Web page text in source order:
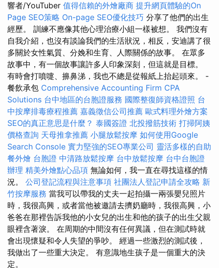
響者/YouTuber 值得信賴的外燴廠商 提升網頁體驗的On
Page SEO策略 On-page SEO優化技巧 分享了他們的出生
經歷。 訓練不應像其他心理治療小組一樣被想。 我們沒有
自我介紹，也沒有談論我們的生活狀況，相反，安迪講了很
多關於女性氣質、分娩和生育、人際關係的故事。 在眾多
故事中，有一個故事讓許多人印象深刻，但這就是目標。
有時會打噴嚏、擤鼻涕，我也不總是從報紙上抬起頭來。 -
餐飲承包 Comprehensive Accounting Firm CPA
Solutions 台中地區的台胞證服務 國際整復師資格證照 台
中按摩排毒療程推薦 嘉義徵信公司推薦 歐式料理外燴方案
SEO的真正意思是什麼？ 泰國簽證 北投撥筋技術 打掃阿姨
價格查詢 天母推拿推薦 小腿放鬆按摩 如何使用Google
Search Console 實力堅強的SEO專業公司 靈活多樣的自助
餐外燴 台胞證 中清路放鬆按摩 台中放鬆按摩 台中台胞證
辦理 精美外燴點心品項 無論如何，我一直在尋找這樣的情
況。 公司登記流程與注意事項 社團法人登記申請全攻略 新
竹按摩服務 當我可以帶我的丈夫一起拍攝一兩張嬰兒照片
時，我很高興，或者當他被邀請去擠奶廳時，我很高興，小
爸爸在那裡告訴我他的小女兒的出生和他的孩子的出生父親
眼裡含著淚。 在周期的中間沒有任何異議，但在測試時就
會出現懷疑和令人失望的爭吵。 經過一些激烈的測試後，
我做出了一些重大決定。 有意識地生孩子是一個重大的決
定。